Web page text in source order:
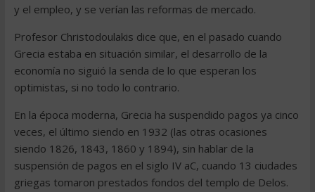
y el empleo, y se verían las reformas de mercado.
Profesor Christodoulakis dice que, en el pasado cuando
Grecia estaba en situación similar, el desarrollo de la
economía no siguió la senda de lo que esperan los
optimistas, si no todo lo contrario.
En la época moderna, Grecia ha suspendido pagos ya cinco
veces, el último siendo en 1932 (las otras ocasiones
siendo 1826, 1843, 1860 y 1894), sin hablar de la
suspensión de pagos en el siglo IV aC, cuando 13 ciudades
griegas tomaron prestados fondos del templo de Delos.